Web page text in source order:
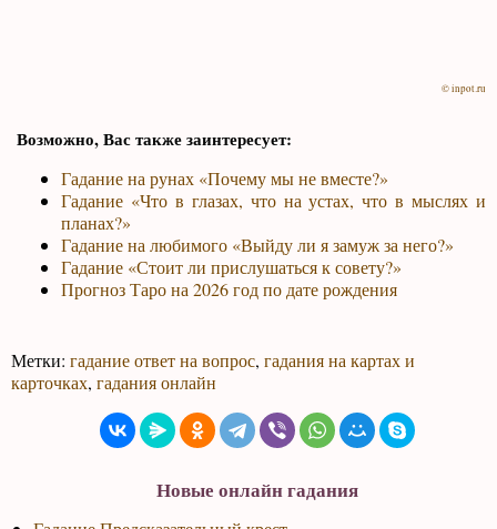
© inpot.ru
Возможно, Вас также заинтересует:
Гадание на рунах «Почему мы не вместе?»
Гадание «Что в глазах, что на устах, что в мыслях и
планах?»
Гадание на любимого «Выйду ли я замуж за него?»
Гадание «Стоит ли прислушаться к совету?»
Прогноз Таро на 2026 год по дате рождения
Метки:гадание ответ на вопрос,гадания на картах и
карточках,гадания онлайн
Новые онлайн гадания